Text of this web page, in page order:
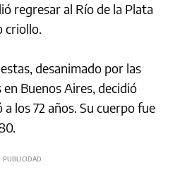
regresar al Río de la Plata
criollo.
desanimado por las
Buenos Aires, decidió
los 72 años. Su cuerpo fue